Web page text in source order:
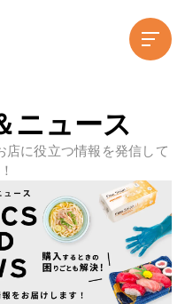
ニュース
に役立つ情報を発信して